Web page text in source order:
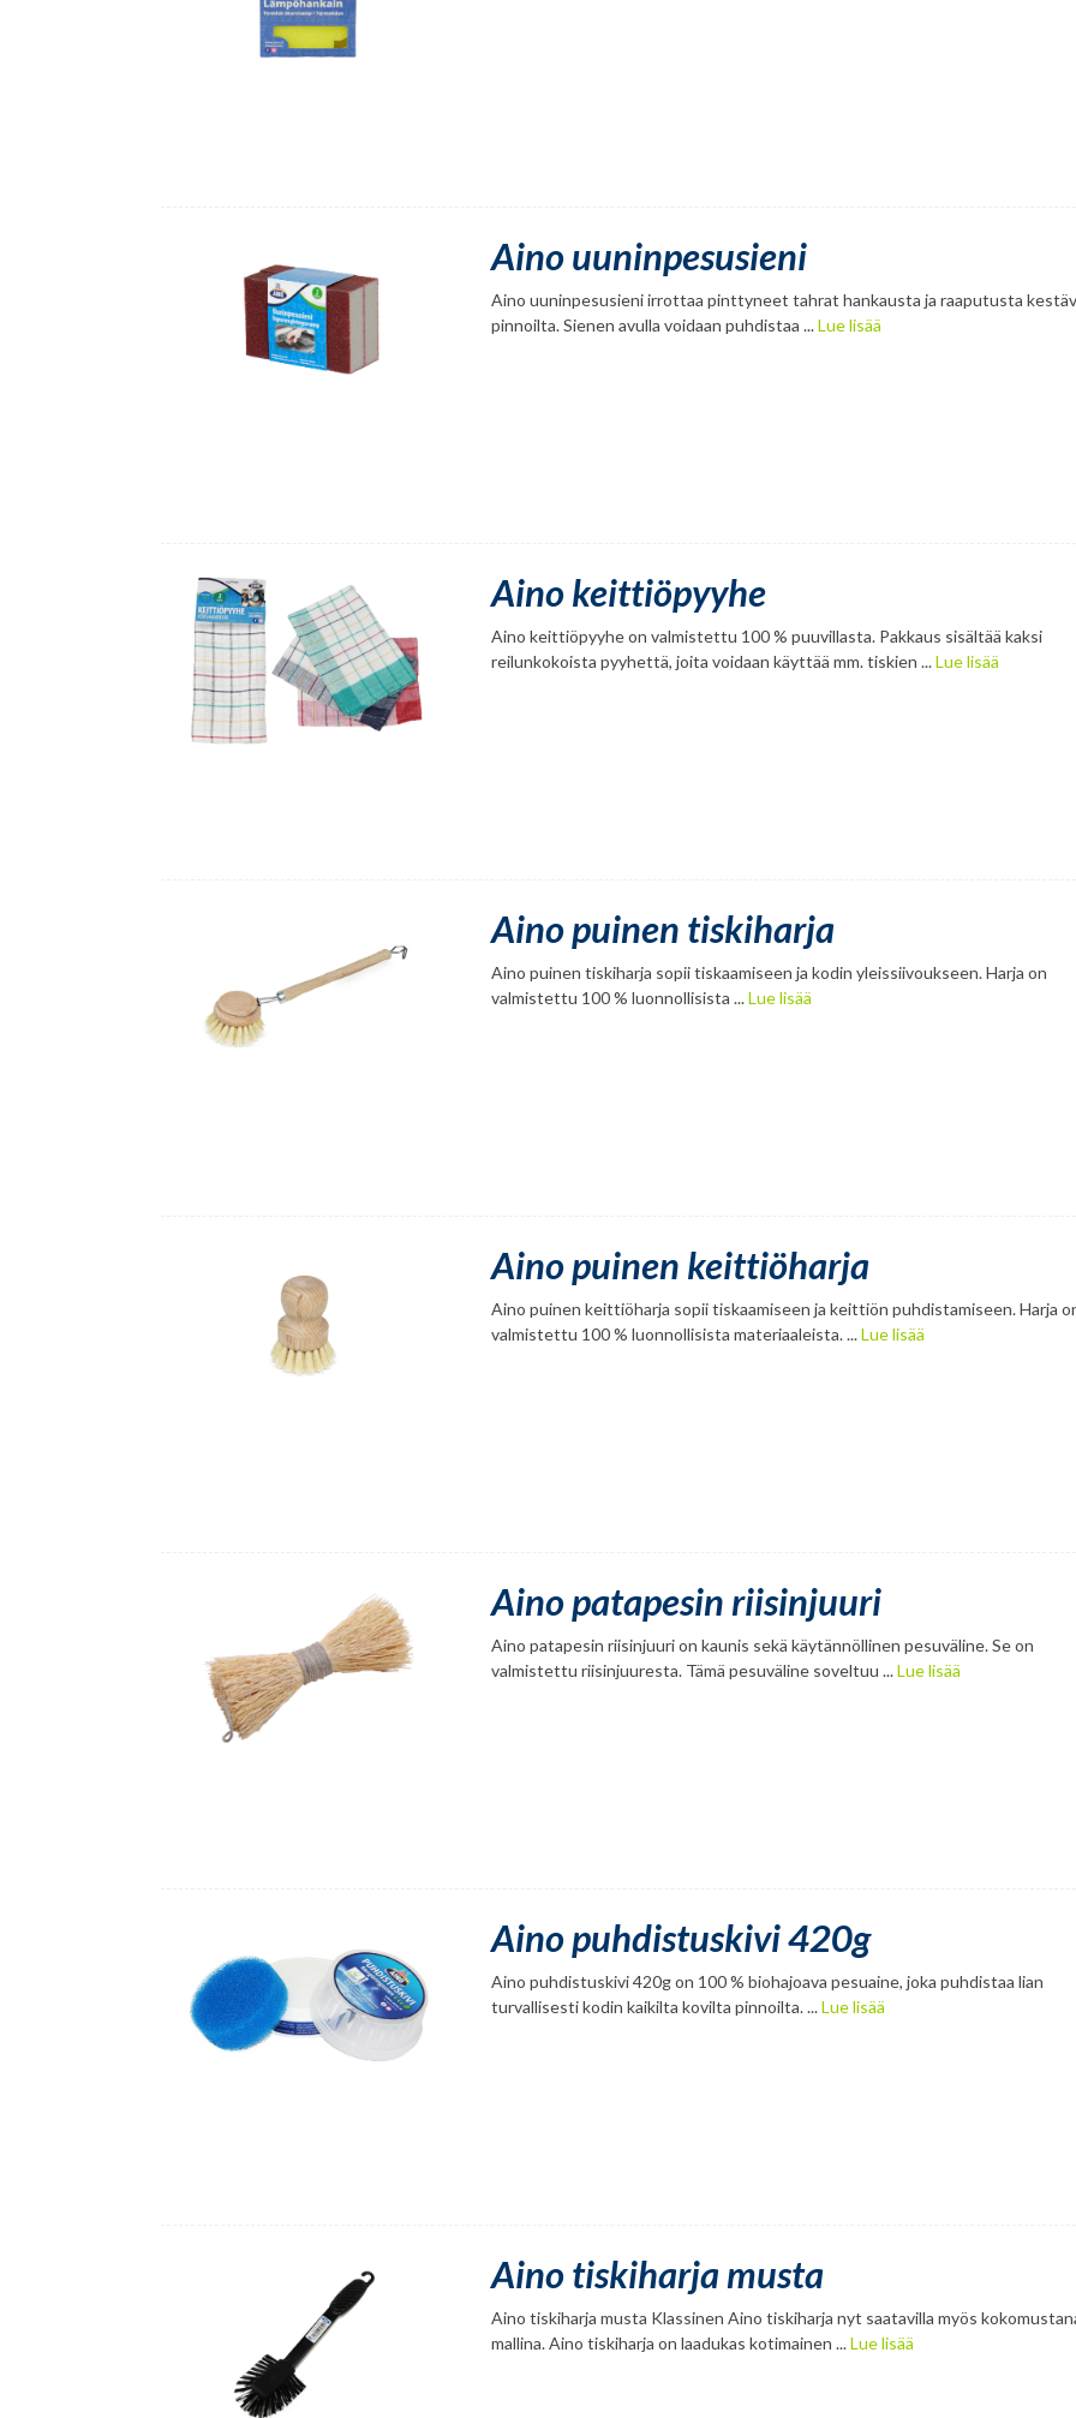
Aino uuninpesusieni
Aino uuninpesusieni irrottaa pinttyneet tahrat hankausta ja raaputusta
pinnoilta. Sienen avulla voidaan puhdistaa ...Lue lisää
Aino keittiöpyyhe
Aino keittiöpyyhe on valmistettu 100 % puuvillasta. Pakkaus sisältää kaksi
reilunkokoista pyyhettä, joita voidaan käyttää mm. tiskien ...Lue lisää
Aino puinen tiskiharja
Aino puinen tiskiharja sopii tiskaamiseen ja kodin yleissiivoukseen. Harja on
valmistettu 100 % luonnollisista ...Lue lisää
Aino puinen keittiöharja
Aino puinen keittiöharja sopii tiskaamiseen ja keittiön puhdistamiseen. Harja
valmistettu 100 % luonnollisista materiaaleista. ...Lue lisää
Aino patapesin riisinjuuri
Aino patapesin riisinjuuri on kaunis sekä käytännöllinen pesuväline. Se on
valmistettu riisinjuuresta. Tämä pesuväline soveltuu ...Lue lisää
Aino puhdistuskivi 420g
Aino puhdistuskivi 420g on 100 % biohajoava pesuaine, joka puhdistaa lian
turvallisesti kodin kaikilta kovilta pinnoilta. ...Lue lisää
Aino tiskiharja musta
Aino tiskiharja musta Klassinen Aino tiskiharja nyt saatavilla myös
mallina. Aino tiskiharja on laadukas kotimainen ...Lue lisää